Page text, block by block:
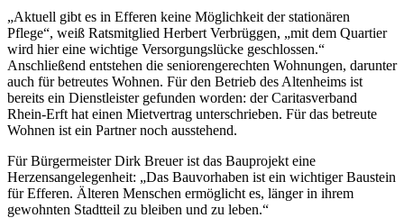
„Aktuell gibt es in Efferen keine Möglichkeit der stationären
Pflege“, weiß Ratsmitglied Herbert Verbrüggen, „mit dem Quartier
wird hier eine wichtige Versorgungslücke geschlossen.“
Anschließend entstehen die seniorengerechten Wohnungen, darunter
auch für betreutes Wohnen. Für den Betrieb des Altenheims ist
bereits ein Dienstleister gefunden worden: der Caritasverband
Rhein-Erft hat einen Mietvertrag unterschrieben. Für das betreute
Wohnen ist ein Partner noch ausstehend.
Für Bürgermeister Dirk Breuer ist das Bauprojekt eine
Herzensangelegenheit: „Das Bauvorhaben ist ein wichtiger Baustein
für Efferen. Älteren Menschen ermöglicht es, länger in ihrem
gewohnten Stadtteil zu bleiben und zu leben.“